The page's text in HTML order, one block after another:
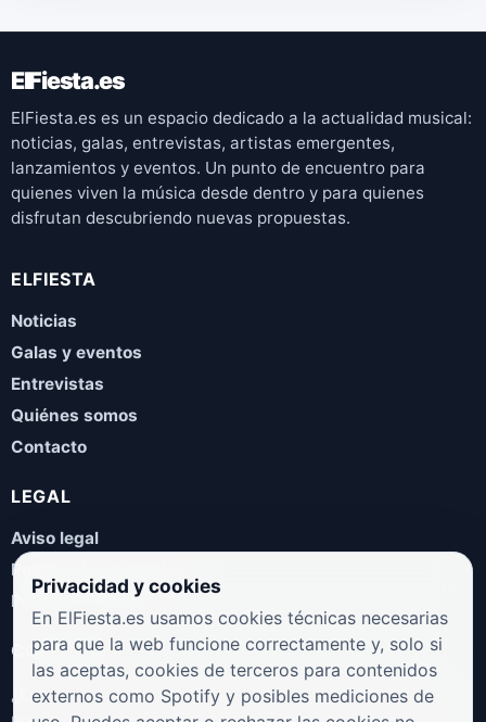
ElFiesta.es
ElFiesta.es es un espacio dedicado a la actualidad musical:
noticias, galas, entrevistas, artistas emergentes,
lanzamientos y eventos. Un punto de encuentro para
quienes viven la música desde dentro y para quienes
disfrutan descubriendo nuevas propuestas.
ELFIESTA
Noticias
Galas y eventos
Entrevistas
Quiénes somos
Contacto
LEGAL
Aviso legal
Política de privacidad
Política de cookies
COLABORA
¿Eres artista, manager, sello o promotor? Envíanos tus
Privacidad y cookies
En ElFiesta.es usamos cookies técnicas necesarias
para que la web funcione correctamente y, solo si
las aceptas, cookies de terceros para contenidos
externos como Spotify y posibles mediciones de